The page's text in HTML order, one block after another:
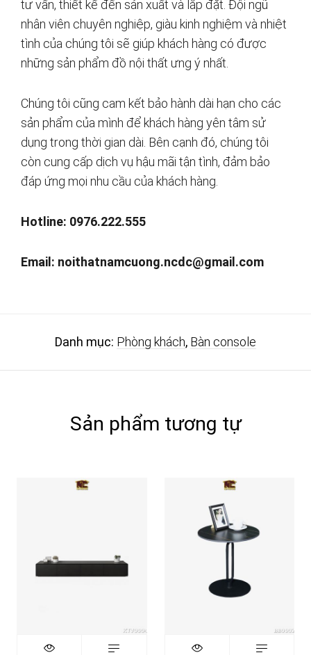
tư vấn, thiết kế đến sản xuất và lắp đặt. Đội ngũ
nhân viên chuyên nghiệp, giàu kinh nghiệm và nhiệt
tình của chúng tôi sẽ giúp khách hàng có được
những sản phẩm đồ nội thất ưng ý nhất.
Chúng tôi cũng cam kết bảo hành dài hạn cho các
sản phẩm của mình để khách hàng yên tâm sử
dụng trong thời gian dài. Bên cạnh đó, chúng tôi
còn cung cấp dịch vụ hậu mãi tận tình, đảm bảo
đáp ứng mọi nhu cầu của khách hàng.
Hotline: 0976.222.555
Email: noithatnamcuong.ncdc@gmail.com
Danh mục: Phòng khách, Bàn console
Sản phẩm tương tự